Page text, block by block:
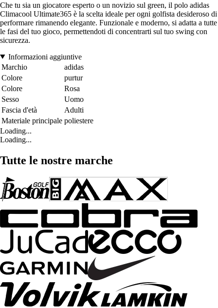
Che tu sia un giocatore esperto o un novizio sul green, il polo adidas
Climacool Ultimate365 è la scelta ideale per ogni golfista desideroso di
performare rimanendo elegante. Funzionale e moderno, si adatta a tutte
le fasi del tuo gioco, permettendoti di concentrarti sul tuo swing con
sicurezza.
Informazioni aggiuntive
Marchio
adidas
Colore
purtur
Colore
Rosa
Sesso
Uomo
Fascia d'età
Adulti
Materiale principale poliestere
Loading...
Loading...
Tutte le nostre marche